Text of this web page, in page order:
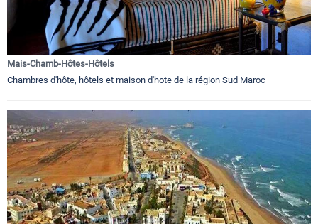
Mais-Chamb-Hôtes-Hôtels
Chambres d'hôte, hôtels et maison d'hote de la région Sud Maroc